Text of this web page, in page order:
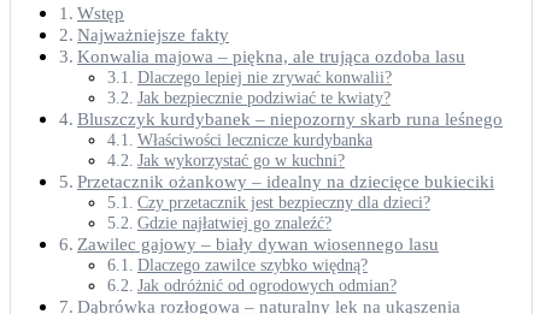
Wstęp
Najważniejsze fakty
Konwalia majowa – piękna, ale trująca ozdoba lasu
Dlaczego lepiej nie zrywać konwalii?
Jak bezpiecznie podziwiać te kwiaty?
Bluszczyk kurdybanek – niepozorny skarb runa leśnego
Właściwości lecznicze kurdybanka
Jak wykorzystać go w kuchni?
Przetacznik ożankowy – idealny na dziecięce bukieciki
Czy przetacznik jest bezpieczny dla dzieci?
Gdzie najłatwiej go znaleźć?
Zawilec gajowy – biały dywan wiosennego lasu
Dlaczego zawilce szybko więdną?
Jak odróżnić od ogrodowych odmian?
Dąbrówka rozłogowa – naturalny lek na ukąszenia